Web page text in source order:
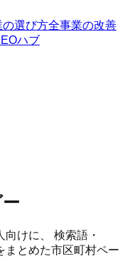
の選び方全事業の改善
ハブ
向けに、 検索語・
まとめた市区町村ペー